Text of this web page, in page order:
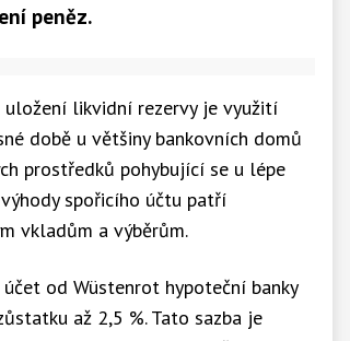
peněz.
likvidní rezervy je využití
době u většiny bankovních domů
prostředků pohybující se u lépe
spořicího účtu patří
vkladům a výběrům.
od Wüstenrot hypoteční banky
až 2,5 %. Tato sazba je